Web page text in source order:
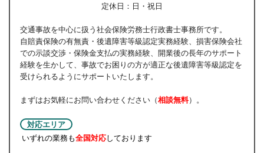
定休日：日・祝日
交通事故を中心に扱う社会保険労務士行政書士事務所です。
自賠責保険の有無責・後遺障害等級認定実務経験、損害保険会社
での示談交渉・保険金支払の実務経験、開業後の長年のサポート
経験を生かして、事故でお困りの方が適正な後遺障害等級認定を
受けられるようにサポートいたします。
まずはお気軽にお問い合わせください（相談無料）。
対応エリア
いずれの業務も全国対応しております